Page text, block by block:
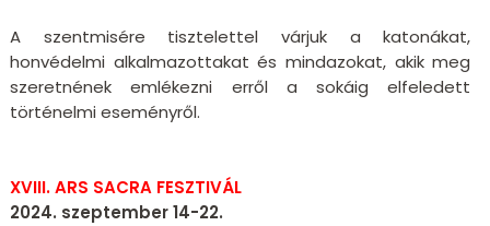
A szentmisére tisztelettel várjuk a katonákat,
honvédelmi alkalmazottakat és mindazokat, akik meg
szeretnének emlékezni erről a sokáig elfeledett
történelmi eseményről.
XVIII. ARS SACRA FESZTIVÁL
2024. szeptember 14-22.